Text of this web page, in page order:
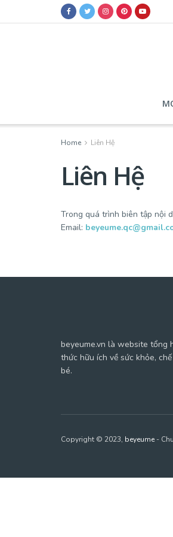
Home Liên Hệ
Liên Hệ
Trong quá trình biên tập nội
Email:
beyeume.vn là website tổng
thức hữu ích về sức khỏe,
bé.
Copyright © 2023, beyeume -